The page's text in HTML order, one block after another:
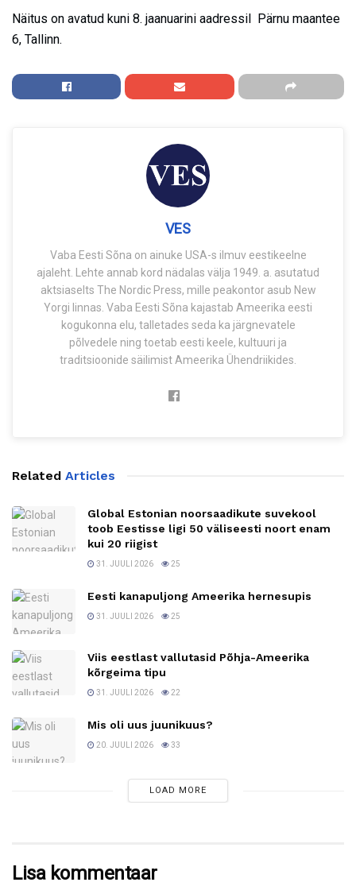
Näitus on avatud kuni 8. jaanuarini aadressil Pärnu maantee
6, Tallinn.
VES
Vaba Eesti Sõna on ainuke USA-s ilmuv eestikeelne
ajaleht. Lehte annab kord nädalas välja 1949. a. asutatud
aktsiaselts The Nordic Press, mille peakontor asub New
Yorgi linnas. Vaba Eesti Sõna kajastab Ameerika eesti
kogukonna elu, talletades seda ka järgnevatele
põlvedele ning toetab eesti keele, kultuuri ja
traditsioonide säilimist Ameerika Ühendriikides.
Related Articles
Global Estonian noorsaadikute suvekool
toob Eestisse ligi 50 väliseesti noort enam
kui 20 riigist
31. JUULI 2026 25
Eesti kanapuljong Ameerika hernesupis
31. JUULI 2026 25
Viis eestlast vallutasid Põhja-Ameerika
kõrgeima tipu
31. JUULI 2026 22
Mis oli uus juunikuus?
20. JUULI 2026 33
LOAD MORE
Lisa kommentaar